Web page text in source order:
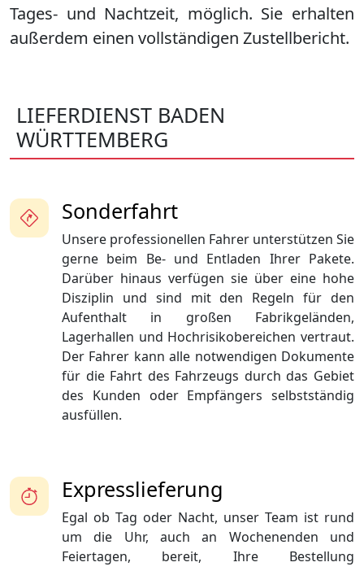
Tages- und Nachtzeit, möglich. Sie erhalten
außerdem einen vollständigen Zustellbericht.
LIEFERDIENST BADEN
WÜRTTEMBERG
Sonderfahrt
Unsere professionellen Fahrer unterstützen Sie
gerne beim Be- und Entladen Ihrer Pakete.
Darüber hinaus verfügen sie über eine hohe
Disziplin und sind mit den Regeln für den
Aufenthalt in großen Fabrikgeländen,
Lagerhallen und Hochrisikobereichen vertraut.
Der Fahrer kann alle notwendigen Dokumente
für die Fahrt des Fahrzeugs durch das Gebiet
des Kunden oder Empfängers selbstständig
ausfüllen.
Expresslieferung
Egal ob Tag oder Nacht, unser Team ist rund
um die Uhr, auch an Wochenenden und
Feiertagen, bereit, Ihre Bestellung